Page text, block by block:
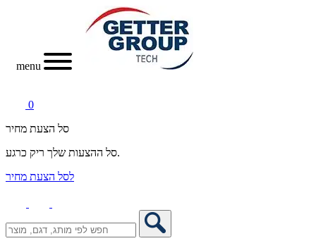
menu
0
סל הצעת מחיר
סל ההצעות שלך ריק כרגע.
לסל הצעת מחיר